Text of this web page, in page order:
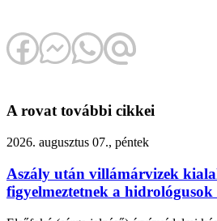
A rovat további cikkei
2026. augusztus 07., péntek
Aszály után villámárvizek
figyelmeztetnek a